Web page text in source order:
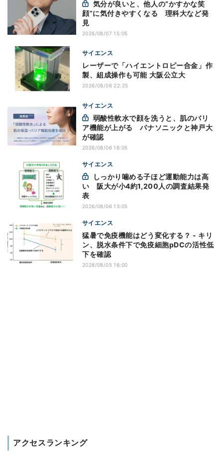
顔”に気付きやすくなる 理科大など発
見
2026/08/07 15:05
サイエンス
レーザーで「ハイエントロピー合金」作
製、組成操作も可能 大阪公立大
2026/08/06 22:25
サイエンス
ア機能が上がる パナソニックと神戸大
が確認
2026/08/06 16:05
サイエンス
い 阪大が小4約1,200人の調査結果発
表
2026/08/06 13:05
サイエンス
猛暑で免疫機能はどう変化する？ - キリ
ン、脱水条件下で免疫細胞pDCの活性低
下を確認
2026/08/05 16:00
アクセスランキング